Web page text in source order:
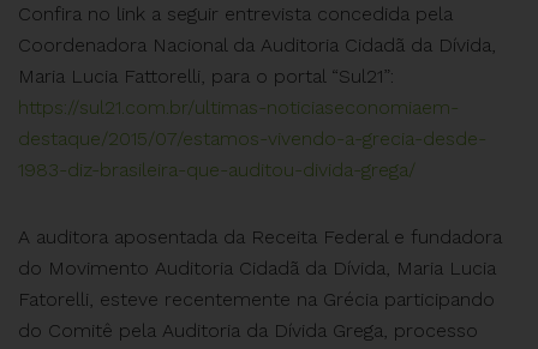
Confira no link a seguir entrevista concedida pela
Coordenadora Nacional da Auditoria Cidadã da Dívida,
Maria Lucia Fattorelli, para o portal “Sul21”:
https://sul21.com.br/ultimas-noticiaseconomiaem-
destaque/2015/07/estamos-vivendo-a-grecia-desde-
1983-diz-brasileira-que-auditou-divida-grega/
A auditora aposentada da Receita Federal e fundadora
do Movimento Auditoria Cidadã da Dívida, Maria Lucia
Fatorelli, esteve recentemente na Grécia participando
do Comitê pela Auditoria da Dívida Grega, processo